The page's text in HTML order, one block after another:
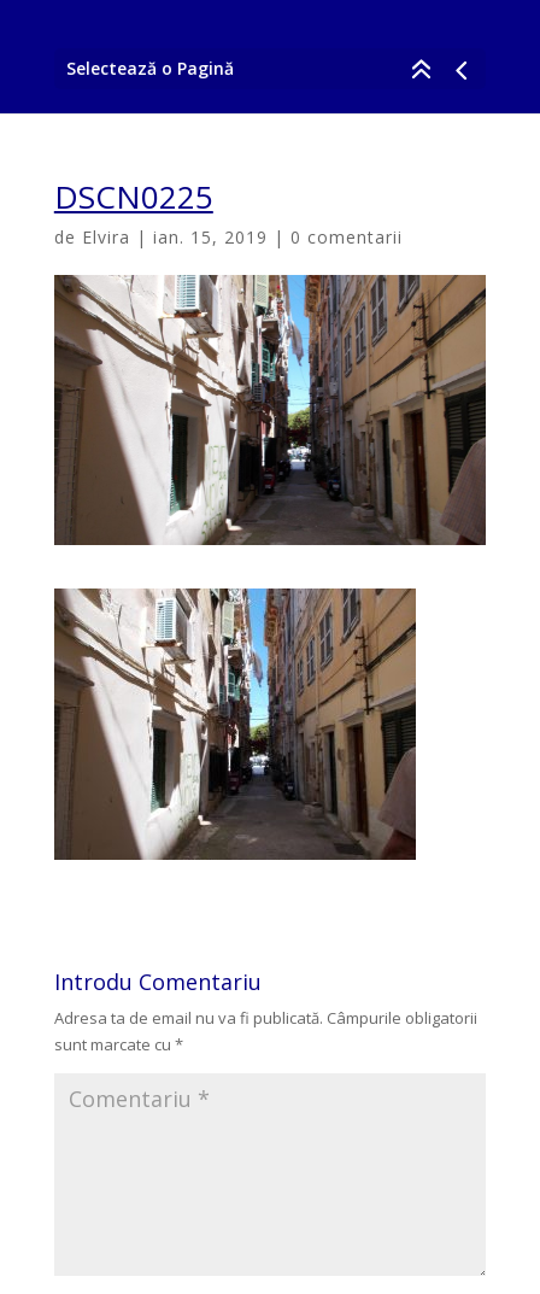
Selectează o Pagină
DSCN0225
de Elvira | ian. 15, 2019 | 0 comentarii
Introdu Comentariu
Adresa ta de email nu va fi publicată. Câmpurile obligatorii
sunt marcate cu *